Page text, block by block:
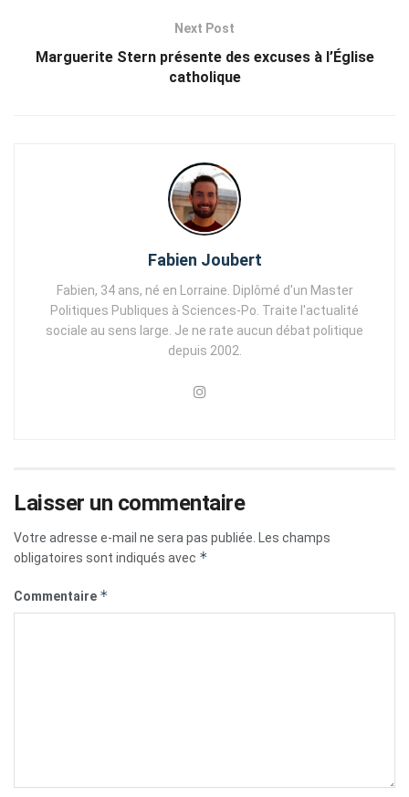
Next Post
Marguerite Stern présente des excuses à l’Église
catholique
Fabien Joubert
Fabien, 34 ans, né en Lorraine. Diplômé d'un Master
Politiques Publiques à Sciences-Po. Traite l'actualité
sociale au sens large. Je ne rate aucun débat politique
depuis 2002.
Laisser un commentaire
Votre adresse e-mail ne sera pas publiée. Les champs
obligatoires sont indiqués avec *
Commentaire *